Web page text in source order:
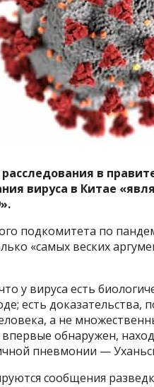
в
вируса в Китае
подкомитета по
«самых веских
у вируса есть
есть
а не
впервые обнаружен,
пневмонии —
сообщения